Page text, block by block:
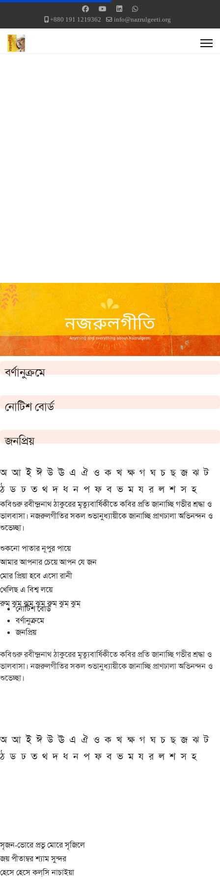
+880 191 1219362 info@nazrulgeeti.org
বর্ণানুক্রমে
নোটিশ বোর্ড
জনপ্রিয়
অ আ ই ঈ উ ঊ এ ঐ ও ক খ ক্ষ গ ঘ চ ছ জ ঝ ট
ঠ ড ঢ ত থ দ ধ ন প ফ ব ভ ম য র ল শ স হ
কবিগুরু রবীন্দ্রনাথ ঠাকুরের মৃত্যুবার্ষিকীতে কবির প্রতি জানাচ্ছি গভীর শ্রদ্ধা ও
ভালবাসা। নজরুলগীতির সকল শুভানুধ্যায়ীকে জানাচ্ছি প্রাণঢালা অভিনন্দন ও
শুভেচ্ছা।
শুকনো পাতার নূপুর পায়ে
আমার আপনার চেয়ে আপন যে জন
মোর প্রিয়া হবে এসো রানী
খেলিছ এ বিশ্ব লয়ে
রুম্ ঝুম্ ঝুম্ ঝুম্ রুম্ ঝুম্ ঝুম্
নোটিশ বোর্ড
বর্ণানুক্রমে
জনপ্রিয়
কবিগুরু রবীন্দ্রনাথ ঠাকুরের মৃত্যুবার্ষিকীতে কবির প্রতি জানাচ্ছি গভীর শ্রদ্ধা ও
ভালবাসা। নজরুলগীতির সকল শুভানুধ্যায়ীকে জানাচ্ছি প্রাণঢালা অভিনন্দন ও
শুভেচ্ছা।
অ আ ই ঈ উ ঊ এ ঐ ও ক খ ক্ষ গ ঘ চ ছ জ ঝ ট
ঠ ড ঢ ত থ দ ধ ন প ফ ব ভ ম য র ল শ স হ
সৃজন-ভোরে প্রভু মোরে সৃজিলে
জয় পীতাম্বর শ্যাম সুন্দর
হেসে হেসে কল্‌সি নাচাইয়া